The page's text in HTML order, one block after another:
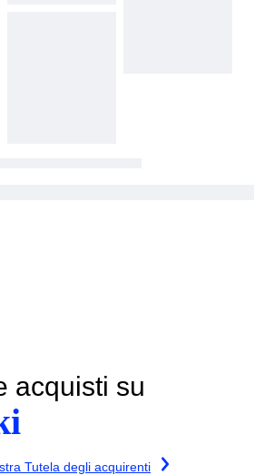
acquisti su
Tutela degli acquirenti